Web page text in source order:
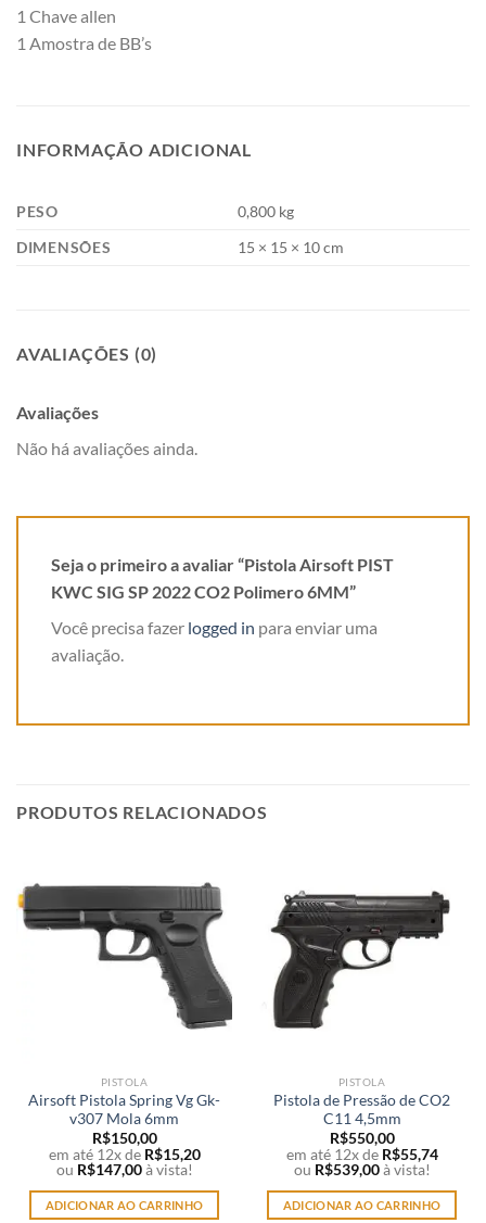
1 Chave allen
1 Amostra de BB’s
INFORMAÇÃO ADICIONAL
PESO
0,800 kg
DIMENSÕES
15 × 15 × 10 cm
AVALIAÇÕES (0)
Avaliações
Não há avaliações ainda.
Seja o primeiro a avaliar “Pistola Airsoft PIST
KWC SIG SP 2022 CO2 Polimero 6MM”
Você precisa fazer logged in para enviar uma
avaliação.
PRODUTOS RELACIONADOS
PISTOLA
Airsoft Pistola Spring Vg Gk-
v307 Mola 6mm
R$150,00
em até 12x de R$15,20
ou R$147,00 à vista!
ADICIONAR AO CARRINHO
PISTOLA
Pistola de Pressão de CO2
C11 4,5mm
R$550,00
em até 12x de R$55,74
ou R$539,00 à vista!
ADICIONAR AO CARRINHO